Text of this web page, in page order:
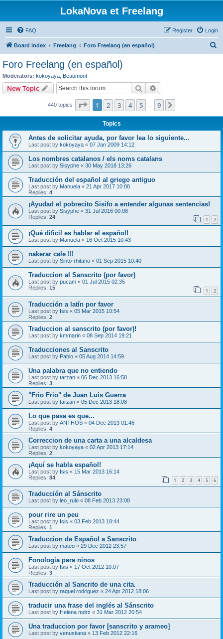
LokaNova et Freelang
FAQ Login
Register
Board index Freelang Foro Freelang (en español)
Foro Freelang (en español)
Moderators: kokoyaya Beaumont
New Topic Search
440 topics Page 1of 9
1 2 3 4 5 9
Topics
Antes de solicitar ayuda, por favor lea lo siguiente...
Last post by kokoyaya « 07 Jan 2009 14:12
Los nombres catalanos / els noms catalans
Last post by Sisyphe « 30 May 2018 13:26
Traducción del español al griego antiguo
Last post by Manuela « 21 Apr 2017 10:08
Replies: 4
¡Ayudad el pobrecito Sisifo a entender algunas sentencias!
Last post by Sisyphe « 31 Jul 2016 00:08
Replies: 24 1 2
¡Qué difícil es hablar el español!
Last post by Manuela « 16 Oct 2015 10:43
nakerar cale !!!
Last post by Sinto-rhitano « 01 Sep 2015 10:40
Traduccion al Sanscrito (por favor)
Last post by pucam « 01 Jul 2015 02:35
Replies: 15 1 2
Traducción a latín por favor
Last post by Isis « 05 Mar 2015 10:54
Replies: 2
Traduccion al sanscrito (por favor)!
Last post by kmmarin « 08 Sep 2014 19:21
Traducciones al Sanscrito
Last post by Pablo « 05 Aug 2014 14:59
Una palabra que no entiendo
Last post by tarzan « 06 Dec 2013 16:58
Replies: 3
"Frio Frio" de Juan Luis Guerra
Last post by tarzan « 05 Dec 2013 18:08
Lo que pasa es que...
Last post by ANTHOS « 04 Dec 2013 01:46
Replies: 4
Correccion de una carta a una alcaldesa
Last post by kokoyaya « 02 Apr 2013 17:14
Replies: 2
¡Aquí se habla español!
Last post by Isis « 15 Mar 2013 16:14
Replies: 84 1 2 3 4 5 6
Traducción al Sánscrito
Last post by leo_rulo « 08 Feb 2013 23:08
pour rire un peu
Last post by Isis « 03 Feb 2013 18:44
Replies: 1
Traduccion de Español a Sanscrito
Last post by mateo « 29 Dec 2012 23:57
Fonologia para ninos
Last post by Isis « 17 Oct 2012 10:07
Replies: 3
Traducción al Sancrito de una cita.
Last post by raquel rodriguez « 24 Apr 2012 18:06
traducir una frase del inglés al Sánscrito
Last post by Helena mdrz « 31 Mar 2012 20:54
Una traduccion por favor [sanscrito y arameo]
Last post by venustiana « 13 Feb 2012 22:16